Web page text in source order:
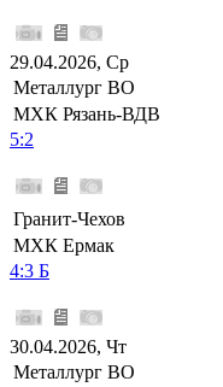
29.04.2026, Ср
Металлург ВО
МХК Рязань-ВДВ
5:2
Гранит-Чехов
МХК Ермак
4:3 Б
30.04.2026, Чт
Металлург ВО